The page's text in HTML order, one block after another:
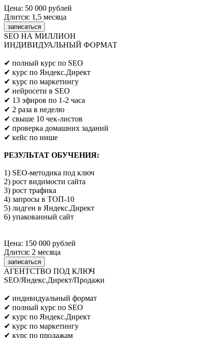
Цена: 50 000 рублей
Длится: 1,5 месяца
записаться
SEO НА МИЛЛИОН
ИНДИВИДУАЛЬНЫЙ ФОРМАТ
✔ полный курс по SEO
✔ курс по Яндекс.Директ
✔ курс по маркетингу
✔ нейросети в SEO
✔ 13 эфиров по 1-2 часа
✔ 2 раза в неделю
✔ свыше 10 чек-листов
✔ проверка домашних заданий
✔ кейс по нише
РЕЗУЛЬТАТ ОБУЧЕНИЯ:
1) SEO-методика под ключ
2) рост видимости сайта
3) рост трафика
4) запросы в ТОП-10
5) лидген в Яндекс.Директ
6) упакованный сайт
Цена: 150 000 рублей
Длится: 2 месяца
записаться
АГЕНТСТВО ПОД КЛЮЧ
SEO/Яндекс.Директ/Продажи
✔ индивидуальный формат
✔ полный курс по SEO
✔ курс по Яндекс.Директ
✔ курс по маркетингу
✔ курс по продажам